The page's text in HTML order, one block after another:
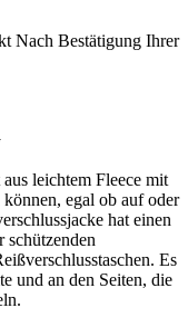
Nach Bestätigung Ihrer
leichtem Fleece mit
egal ob auf oder
hat einen
schützenden
Es
und an den Seiten, die